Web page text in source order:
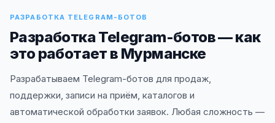
РАЗРАБОТКА TELEGRAM-БОТОВ
Разработка Telegram-ботов — как
это работает в Мурманске
Разрабатываем Telegram-ботов для продаж,
поддержки, записи на приём, каталогов и
автоматической обработки заявок. Любая сложность —